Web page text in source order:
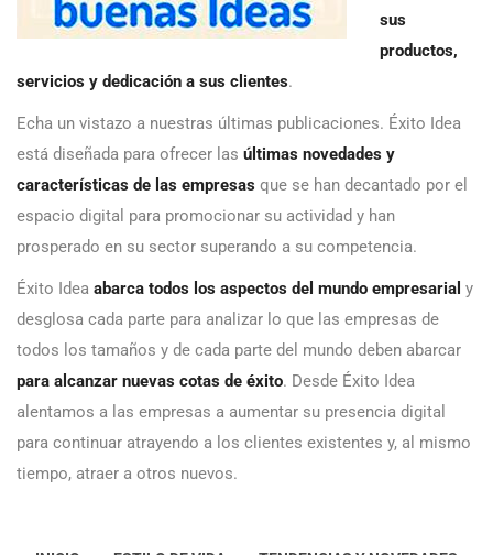
sus
productos,
servicios y dedicación a sus clientes.
Echa un vistazo a nuestras últimas publicaciones. Éxito Idea
está diseñada para ofrecer las últimas novedades y
características de las empresas que se han decantado por el
espacio digital para promocionar su actividad y han
prosperado en su sector superando a su competencia.
Éxito Idea abarca todos los aspectos del mundo empresarial y
desglosa cada parte para analizar lo que las empresas de
todos los tamaños y de cada parte del mundo deben abarcar
para alcanzar nuevas cotas de éxito. Desde Éxito Idea
alentamos a las empresas a aumentar su presencia digital
para continuar atrayendo a los clientes existentes y, al mismo
tiempo, atraer a otros nuevos.